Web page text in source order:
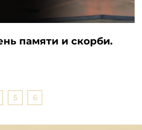
памяти и скорби.
5 6